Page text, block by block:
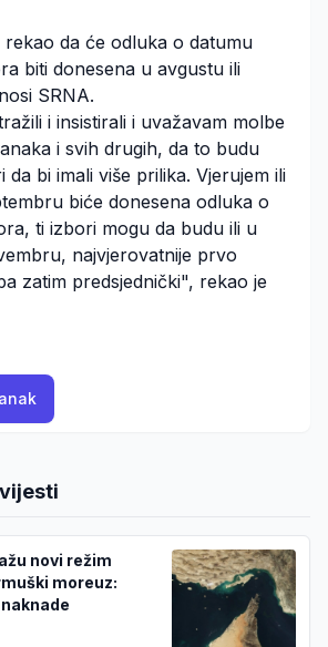
rekao da će odluka o datumu
biti donesena u avgustu ili
SRNA.
i insistirali i uvažavam molbe
i svih drugih, da to budu
da bi imali više prilika. Vjerujem ili
biće donesena odluka o
ti izbori mogu da budu ili u
najvjerovatnije prvo
zatim predsjednički", rekao je
novi režim
moreuz: